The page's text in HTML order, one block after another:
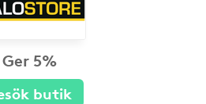
Ger 5%
butik